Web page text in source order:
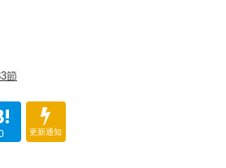
節
更新通知